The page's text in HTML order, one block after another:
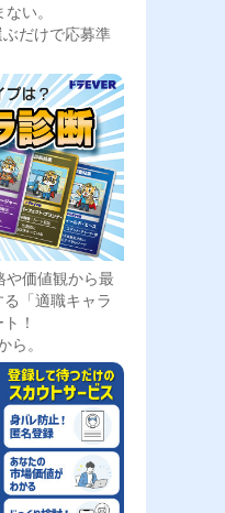
い。
だけで応募準
や価値観から最
「適職キャラ
！
ら。